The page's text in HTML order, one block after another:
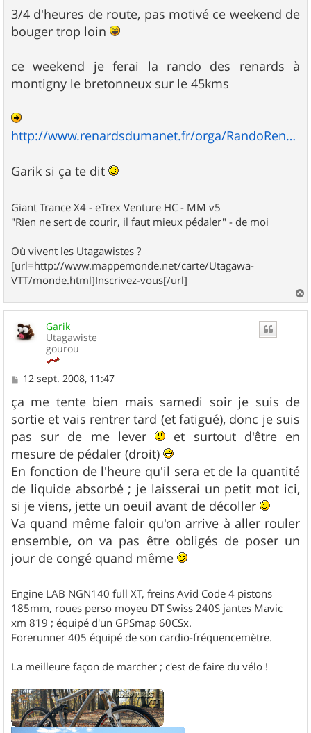
g
e
3/4 d'heures de route, pas motivé ce weekend de
bouger trop loin
ce weekend je ferai la rando des renards à
montigny le bretonneux sur le 45kms
http://www.renardsdumanet.fr/orga/RandoRenard08.php
Garik si ça te dit
Giant Trance X4 - eTrex Venture HC - MM v5
"Rien ne sert de courir, il faut mieux pédaler" - de moi
Où vivent les Utagawistes ?
[url=http://www.mappemonde.net/carte/Utagawa-
VTT/monde.html]Inscrivez-vous[/url]
a
u
Garik
Utagawiste
gourou
M
s
s
a
g
e
12 sept. 2008, 11:47
ça me tente bien mais samedi soir je suis de
sortie et vais rentrer tard (et fatigué), donc je suis
pas sur de me lever
et surtout d'être en
mesure de pédaler (droit)
En fonction de l'heure qu'il sera et de la quantité
de liquide absorbé ; je laisserai un petit mot ici,
si je viens, jette un oeuil avant de décoller
Va quand même faloir qu'on arrive à aller rouler
ensemble, on va pas être obligés de poser un
jour de congé quand même
Engine LAB NGN140 full XT, freins Avid Code 4 pistons
185mm, roues perso moyeu DT Swiss 240S jantes Mavic
xm 819 ; équipé d'un GPSmap 60CSx.
Forerunner 405 équipé de son cardio-fréquencemètre.
La meilleure façon de marcher ; c'est de faire du vélo !